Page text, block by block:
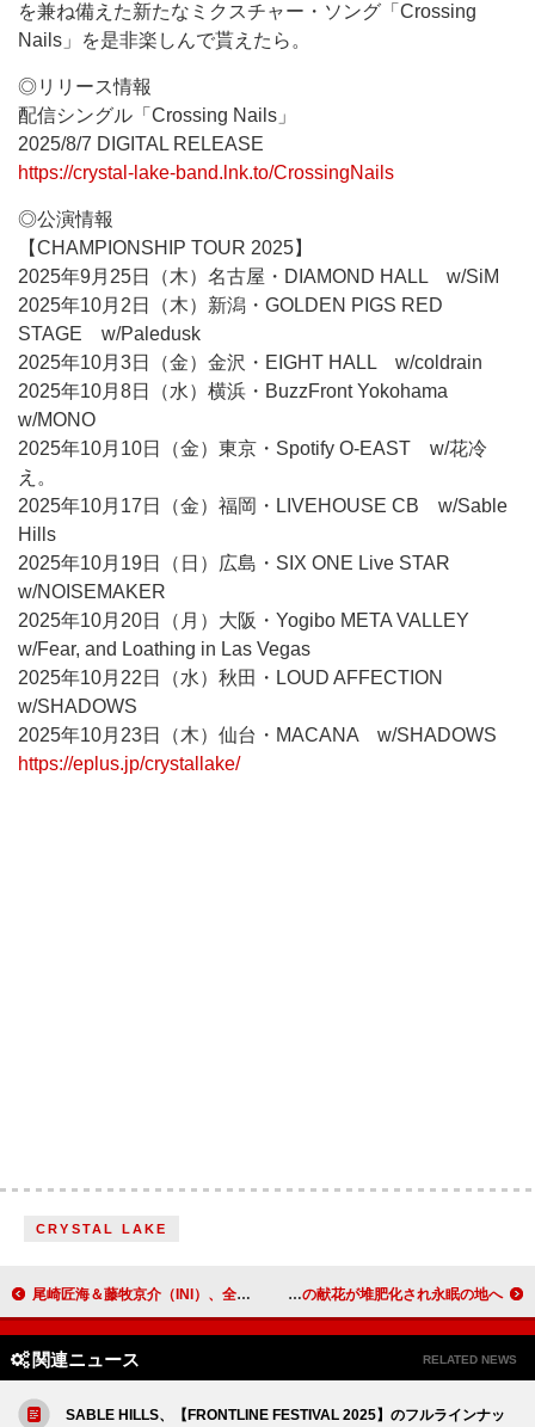
を兼ね備えた新たなミクスチャー・ソング「Crossing
Nails」を是非楽しんで貰えたら。
◎リリース情報
配信シングル「Crossing Nails」
2025/8/7 DIGITAL RELEASE
https://crystal-lake-band.lnk.to/CrossingNails
◎公演情報
【CHAMPIONSHIP TOUR 2025】
2025年9月25日（木）名古屋・DIAMOND HALL w/SiM
2025年10月2日（木）新潟・GOLDEN PIGS RED
STAGE w/Paledusk
2025年10月3日（金）金沢・EIGHT HALL w/coldrain
2025年10月8日（水）横浜・BuzzFront Yokohama
w/MONO
2025年10月10日（金）東京・Spotify O-EAST w/花冷
え。
2025年10月17日（金）福岡・LIVEHOUSE CB w/Sable
Hills
2025年10月19日（日）広島・SIX ONE Live STAR
w/NOISEMAKER
2025年10月20日（月）大阪・Yogibo META VALLEY
w/Fear, and Loathing in Las Vegas
2025年10月22日（水）秋田・LOUD AFFECTION
w/SHADOWS
2025年10月23日（木）仙台・MACANA w/SHADOWS
https://eplus.jp/crystallake/
CRYSTAL LAKE
尾崎匠海＆藤牧京介（INI）、全国各地の路上ライブで歌を届ける 故オジー・オズボーン、ブラック・サバス・ブリッジでの献花が堆肥化され永眠の地へ
関連ニュース RELATED NEWS
SABLE HILLS、【FRONTLINE FESTIVAL 2025】のフルラインナッ